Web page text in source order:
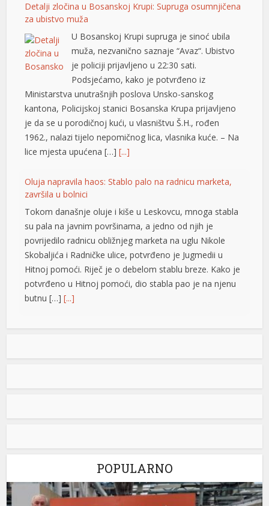
Detalji zločina u Bosanskoj Krupi: Supruga osumnjičena
za ubistvo muža
U Bosanskoj Krupi supruga je sinoć ubila
muža, nezvanično saznaje “Avaz“. Ubistvo
je policiji prijavljeno u 22:30 sati.
Podsjećamo, kako je potvrđeno iz
Ministarstva unutrašnjih poslova Unsko-sanskog
kantona, Policijskoj stanici Bosanska Krupa prijavljeno
je da se u porodičnoj kući, u vlasništvu Š.H., rođen
1962., nalazi tijelo nepomičnog lica, vlasnika kuće. – Na
lice mjesta upućena […][...]
Oluja napravila haos: Stablo palo na radnicu marketa,
završila u bolnici
Tokom današnje oluje i kiše u Leskovcu, mnoga stabla
su pala na javnim površinama, a jedno od njih je
povrijedilo radnicu obližnjeg marketa na uglu Nikole
Skobaljića i Radničke ulice, potvrđeno je Jugmedii u
Hitnoj pomoći. Riječ je o debelom stablu breze. Kako je
potvrđeno u Hitnoj pomoći, dio stabla pao je na njenu
butnu […][...]
Snimak s Jadrana izazvao bijes javnosti: Muškarac džet
Snimak s Kraljičine plaže u Ninu izazvao je
kako osoba na džet skiju prilazi
vodu za gašenje požara. Poznati hrvatski preduzetnik
Rim odbacio ultimatum Madrida zbog graničnih kontrola
POPULARNO